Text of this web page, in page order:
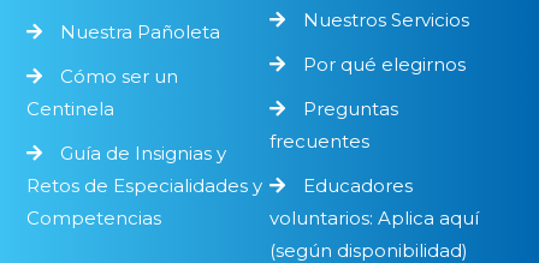
Nuestra Pañoleta
Cómo ser un
Centinela
Guía de Insignias y
Retos de Especialidades y
Competencias
Nuestros Servicios
Por qué elegirnos
Preguntas
frecuentes
Educadores
voluntarios: Aplica aquí
(según disponibilidad)